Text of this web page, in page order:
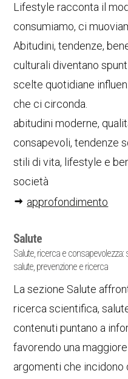
Lifestyle racconta il
consumiamo, ci
Abitudini, tendenze,
culturali diventano
scelte quotidiane
che ci circonda.
abitudini moderne,
consapevoli, tendenze
stili di vita, lifestyle e
società
approfondimento
Salute
Salute, ricerca e
salute, prevenzione e ricerca
La sezione Salute
ricerca scientifica,
contenuti puntano a
favorendo una
argomenti che incidono